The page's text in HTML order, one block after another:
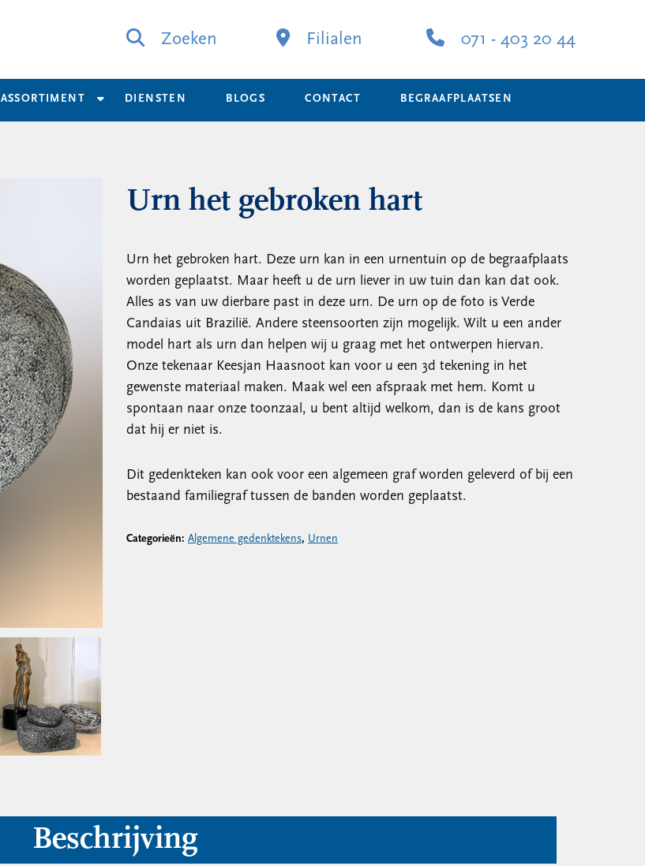
Zoeken Filialen 071 - 403 20 44
ASSORTIMENT DIENSTEN BLOGS CONTACT BEGRAAFPLAATSEN
Urn het gebroken hart
Urn het gebroken hart. Deze urn kan in een urnentuin op de begraafplaats
worden geplaatst. Maar heeft u de urn liever in uw tuin dan kan dat ook.
Alles as van uw dierbare past in deze urn. De urn op de foto is Verde
Candaias uit Brazilië. Andere steensoorten zijn mogelijk. Wilt u een ander
model hart als urn dan helpen wij u graag met het ontwerpen hiervan.
Onze tekenaar Keesjan Haasnoot kan voor u een 3d tekening in het
gewenste materiaal maken. Maak wel een afspraak met hem. Komt u
spontaan naar onze toonzaal, u bent altijd welkom, dan is de kans groot
dat hij er niet is.
Dit gedenkteken kan ook voor een algemeen graf worden geleverd of bij een
bestaand familiegraf tussen de banden worden geplaatst.
Categorieën: Algemene gedenktekens, Urnen
Beschrijving